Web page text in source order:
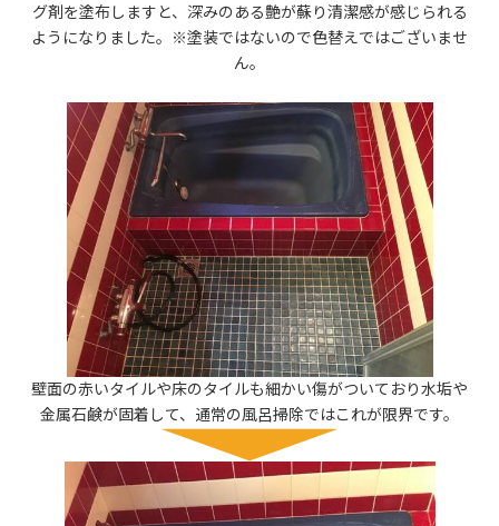
グ剤を塗布しますと、深みのある艶が蘇り清潔感が感じられる
ようになりました。※塗装ではないので色替えではございませ
ん。
壁面の赤いタイルや床のタイルも細かい傷がついており水垢や
金属石鹸が固着して、通常の風呂掃除ではこれが限界です。